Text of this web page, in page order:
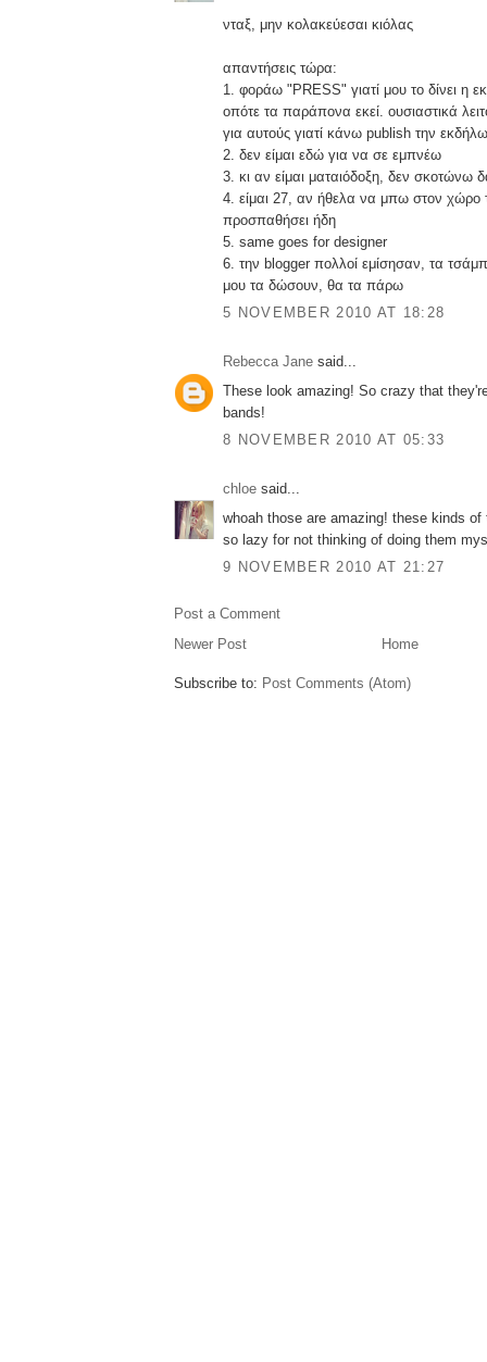
νταξ, μην κολακεύεσαι κιόλας
απαντήσεις τώρα:
1. φοράω "PRESS" γιατί μου το δίνει η
οπότε τα παράπονα εκεί. ουσιαστικά
για αυτούς γιατί κάνω publish την
2. δεν είμαι εδώ για να σε εμπνέω
3. κι αν είμαι ματαιόδοξη, δεν σκοτώνω
4. είμαι 27, αν ήθελα να μπω στον χώρο
προσπαθήσει ήδη
5. same goes for designer
6. την blogger πολλοί εμίσησαν, τα
μου τα δώσουν, θα τα πάρω
5 NOVEMBER 2010 AT 18:28
Rebecca Jane said...
These look amazing! So crazy that
bands!
8 NOVEMBER 2010 AT 05:33
chloe said...
whoah those are amazing! these kinds
so lazy for not thinking of doing them
9 NOVEMBER 2010 AT 21:27
Post a Comment
Newer Post
Home
Subscribe to: Post Comments (Atom)